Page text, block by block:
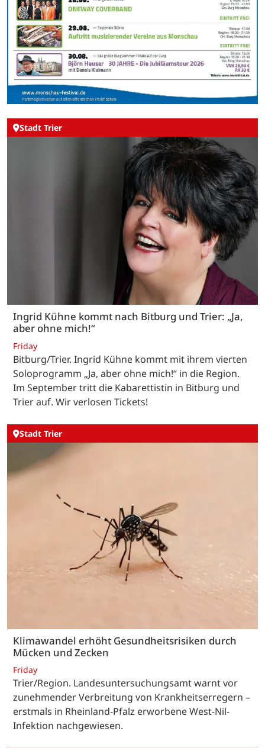
Stadt Trier
Ingrid Kühne kommt nach Bitburg und Trier: „Ja,
aber ohne mich!“
Friday
Bitburg/Trier. Ingrid Kühne kommt mit ihrem vierten
Soloprogramm „Ja, aber ohne mich!“ in die Region.
Im September tritt die Kabarettistin in Bitburg und
Trier auf. Wir verlosen Tickets!
Stadt Trier
Klimawandel erhöht Gesundheitsrisiken durch
Mücken und Zecken
Friday
Trier/Region. Landesuntersuchungsamt warnt vor
zunehmender Verbreitung von Krankheitserregern –
erstmals in Rheinland-Pfalz erworbene West-Nil-
Infektion nachgewiesen.